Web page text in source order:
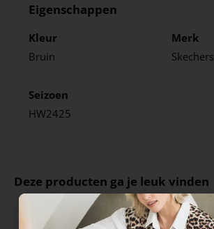
Eigenschappen
Kleur
Bruin
Merk
Skechers
Seizoen
HW2425
Deze producten ga je leuk vinden